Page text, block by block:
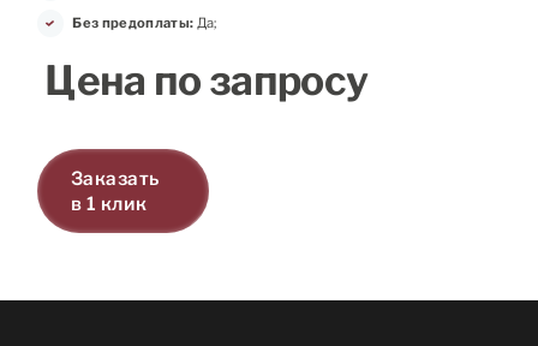
Без предоплаты: Да;
Цена по запросу
Заказать
в 1 клик